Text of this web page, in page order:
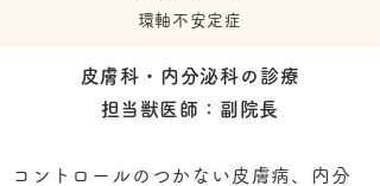
​環軸不安定症
皮膚科・内分泌科の 診療
​担当獣医師：副院長
コントロールのつかない皮膚病、内分